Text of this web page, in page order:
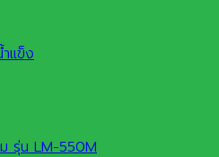
รุ่น LM-550M